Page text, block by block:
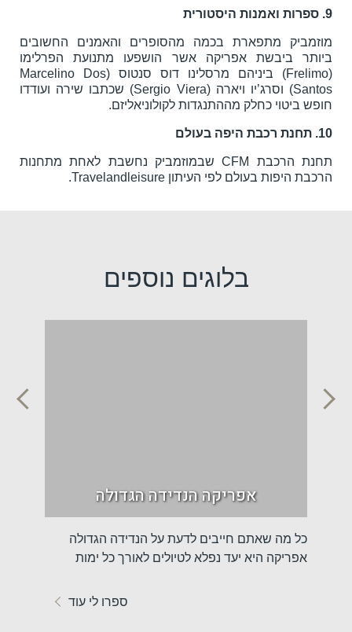
9. ספרות ואמנות היסטורית
מוזמביק מתפארת בכמה מהסופרים והאמנים החשובים
ביותר ביבשת אפריקה אשר הושפעו מתנועת הפרלימו
(Frelimo) ביניהם מרסלינו דוס סנטוס (Marcelino Dos
Santos) וסרג’יו ויארה (Sergio Viera) שכתבו שירה ועודדו
חופש ביטוי כחלק מההתנגדות לקולוניאליזם.
10. תחנת רכבת היפה בעולם
תחנת הרכבת CFM שבמוזמביק נחשבת לאחת מתחנות
הרכבת היפות בעולם לפי העיתון Travelandleisure.
בלוגים נוספים
אפריקה הנדידה הגדולה
כל מה שאתם חייבים לדעת על הנדידה הגדולה
אפריקה היא יעד נפלא לטיולים לאורך כל ימות
ספרו לי עוד